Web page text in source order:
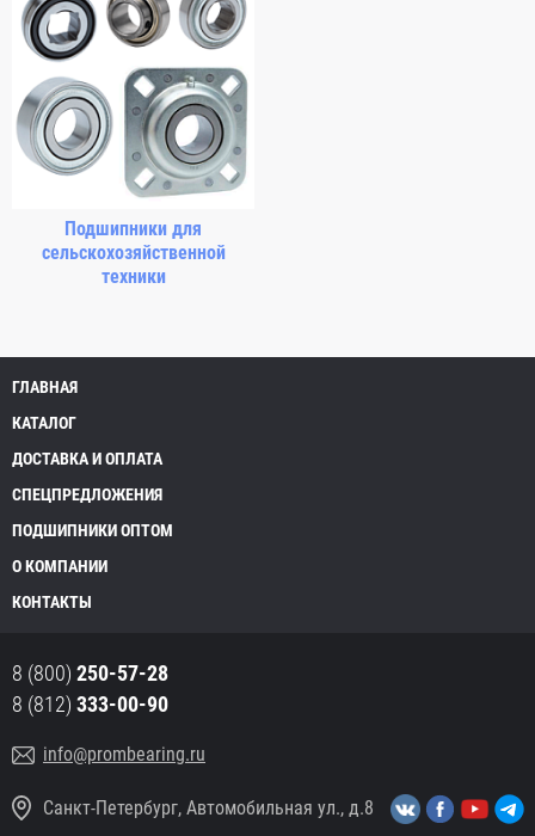
Подшипники для
сельскохозяйственной
техники
ГЛАВНАЯ
КАТАЛОГ
ДОСТАВКА И ОПЛАТА
СПЕЦПРЕДЛОЖЕНИЯ
ПОДШИПНИКИ ОПТОМ
О КОМПАНИИ
КОНТАКТЫ
8 (800) 250-57-28
8 (812) 333-00-90
info@prombearing.ru
Санкт-Петербург, Автомобильная ул., д.8